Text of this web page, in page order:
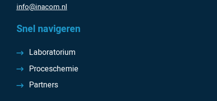
info@inacom.nl
Snel navigeren
Laboratorium
Proceschemie
Partners